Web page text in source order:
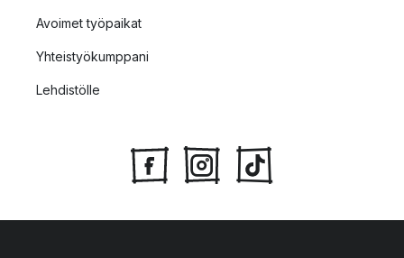
Avoimet työpaikat
Yhteistyökumppani
Lehdistölle